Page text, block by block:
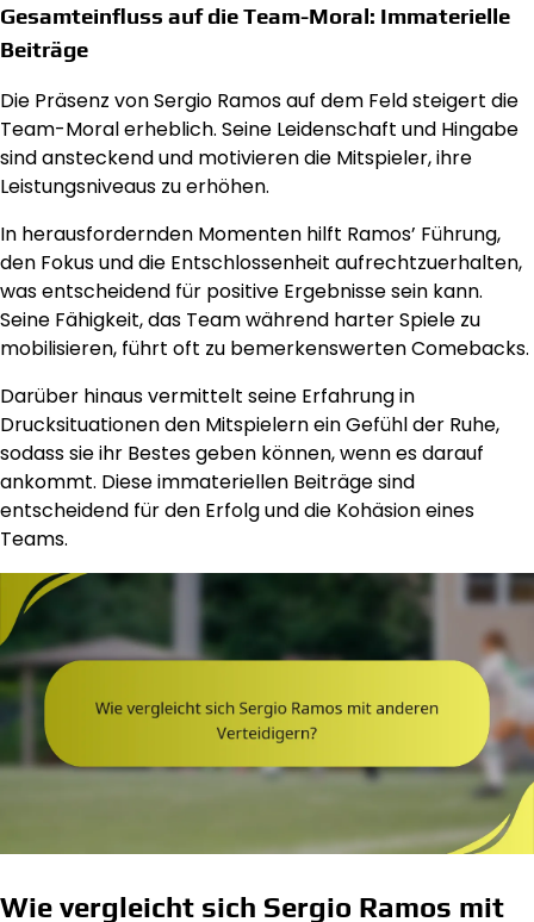
Gesamteinfluss auf die Team-Moral: Immaterielle
Beiträge
Die Präsenz von Sergio Ramos auf dem Feld steigert die
Team-Moral erheblich. Seine Leidenschaft und Hingabe
sind ansteckend und motivieren die Mitspieler, ihre
Leistungsniveaus zu erhöhen.
In herausfordernden Momenten hilft Ramos’ Führung,
den Fokus und die Entschlossenheit aufrechtzuerhalten,
was entscheidend für positive Ergebnisse sein kann.
Seine Fähigkeit, das Team während harter Spiele zu
mobilisieren, führt oft zu bemerkenswerten Comebacks.
Darüber hinaus vermittelt seine Erfahrung in
Drucksituationen den Mitspielern ein Gefühl der Ruhe,
sodass sie ihr Bestes geben können, wenn es darauf
ankommt. Diese immateriellen Beiträge sind
entscheidend für den Erfolg und die Kohäsion eines
Teams.
Wie vergleicht sich Sergio Ramos mit